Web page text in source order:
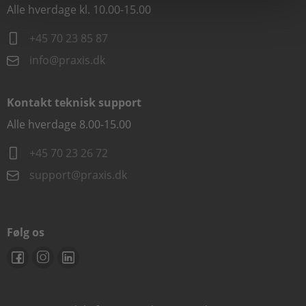
Alle hverdage kl. 10.00-15.00
+45 70 23 85 87
info@praxis.dk
Kontakt teknisk support
Alle hverdage 8.00-15.00
+45 70 23 26 72
support@praxis.dk
Følg os